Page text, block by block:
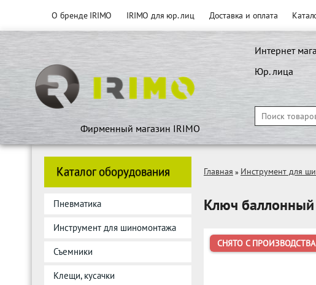
О бренде IRIMO IRIMO для юр. лиц Доставка и оплата
Фирменный магазин IRIMO
Интернет
Юр. лица
Каталог оборудования
Пневматика
Инструмент для шиномонтажа
Съемники
Клещи, кусачки
Главная » Инструмент для
Ключ
СНЯТО С ПРОИЗВОДСТВА